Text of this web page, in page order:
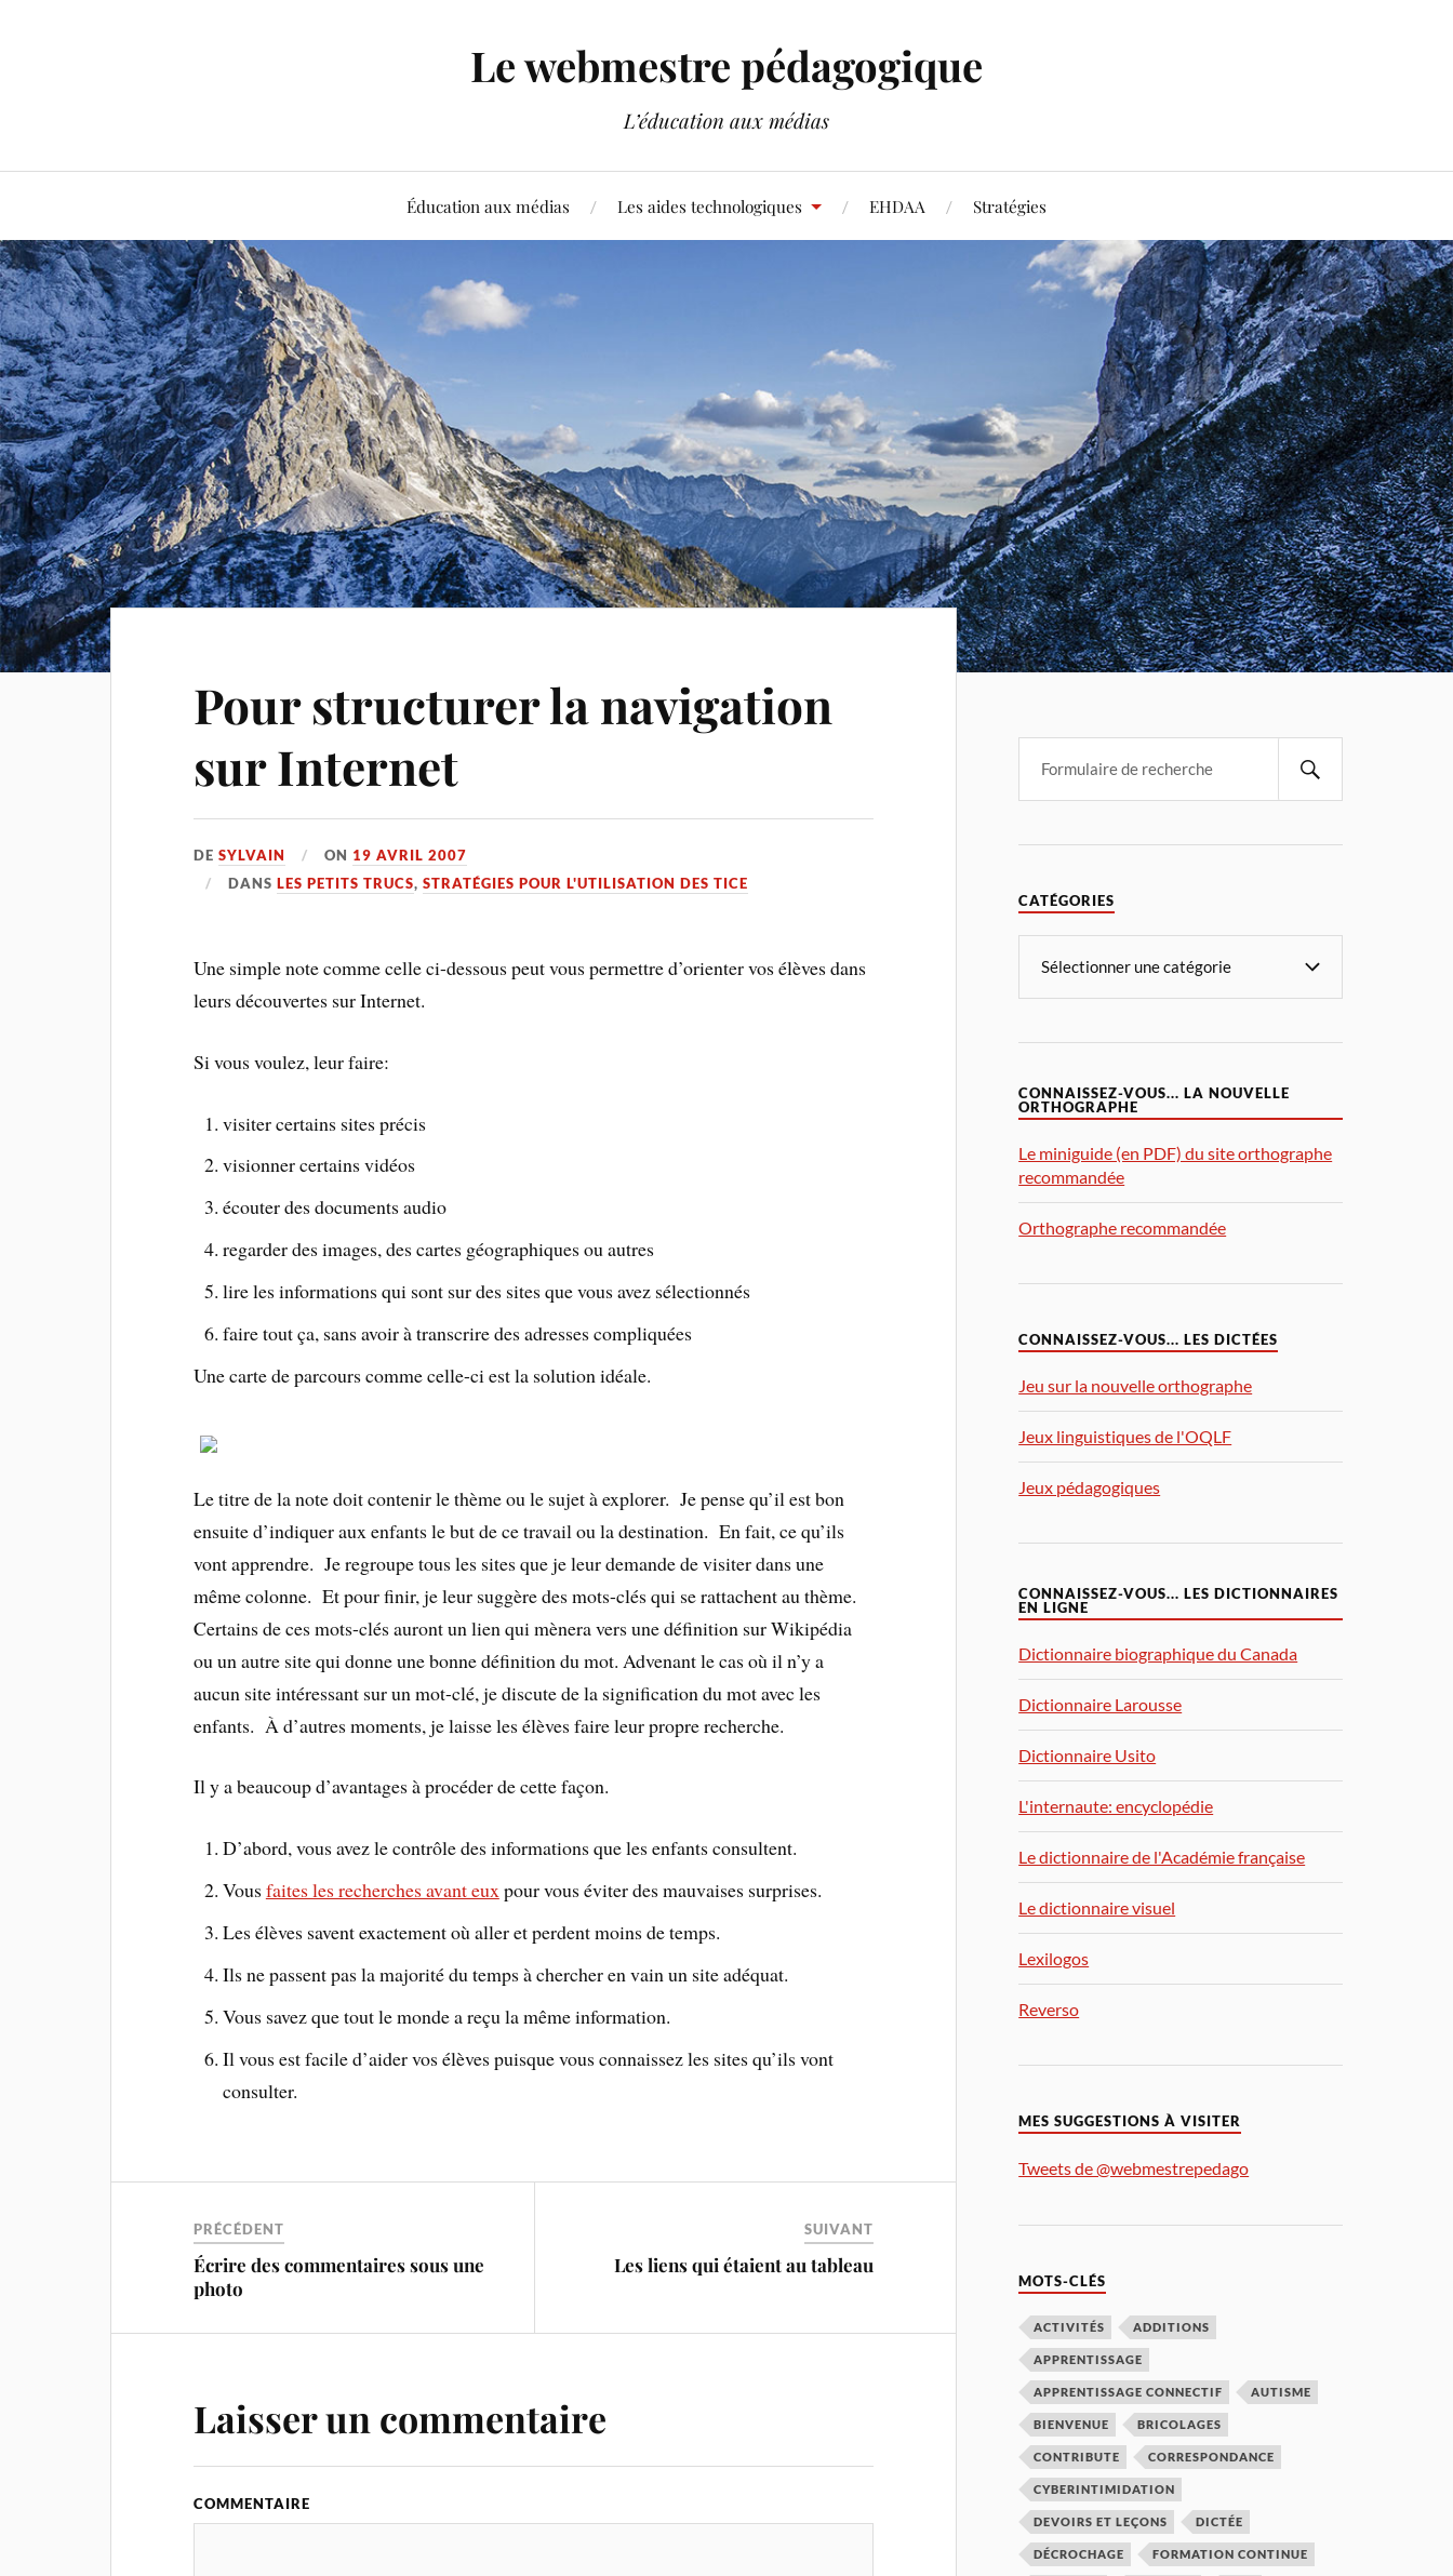
Le webmestre pédagogique
L’éducation aux médias
Éducation aux médias Les aides technologiques EHDAA Stratégies
Pour structurer la navigation
sur Internet
DESYLVAIN ON 19 AVRIL 2007
DANSLES PETITS TRUCS,STRATÉGIES POUR L'UTILISATION DES TICE
Une simple note comme celle ci-dessous peut vous permettre d’orienter vos élèves dans
leurs découvertes sur Internet.
Si vous voulez, leur faire:
visiter certains sites précis
visionner certains vidéos
écouter des documents audio
regarder des images, des cartes géographiques ou autres
lire les informations qui sont sur des sites que vous avez sélectionnés
faire tout ça, sans avoir à transcrire des adresses compliquées
Une carte de parcours comme celle-ci est la solution idéale.
Le titre de la note doit contenir le thème ou le sujet à explorer. Je pense qu’il est bon
ensuite d’indiquer aux enfants le but de ce travail ou la destination. En fait, ce qu’ils
vont apprendre. Je regroupe tous les sites que je leur demande de visiter dans une
même colonne. Et pour finir, je leur suggère des mots-clés qui se rattachent au thème.
Certains de ces mots-clés auront un lien qui mènera vers une définition sur Wikipédia
ou un autre site qui donne une bonne définition du mot. Advenant le cas où il n’y a
aucun site intéressant sur un mot-clé, je discute de la signification du mot avec les
enfants. À d’autres moments, je laisse les élèves faire leur propre recherche.
Il y a beaucoup d’avantages à procéder de cette façon.
D’abord, vous avez le contrôle des informations que les enfants consultent.
Vousfaites les recherches avant euxpour vous éviter des mauvaises surprises.
Les élèves savent exactement où aller et perdent moins de temps.
Ils ne passent pas la majorité du temps à chercher en vain un site adéquat.
Vous savez que tout le monde a reçu la même information.
Il vous est facile d’aider vos élèves puisque vous connaissez les sites qu’ils vont
consulter.
PRÉCÉDENT
Écrire des commentaires sous une
photo
SUIVANT
Les liens qui étaient au tableau
Laisser un commentaire
COMMENTAIRE
CATÉGORIES
CONNAISSEZ-VOUS... LA NOUVELLE
ORTHOGRAPHE
Le miniguide (en PDF) du site orthographe
recommandée
Orthographe recommandée
CONNAISSEZ-VOUS... LES DICTÉES
Jeu sur la nouvelle orthographe
Jeux linguistiques de l'OQLF
Jeux pédagogiques
CONNAISSEZ-VOUS... LES DICTIONNAIRES
EN LIGNE
Dictionnaire biographique du Canada
Dictionnaire Larousse
Dictionnaire Usito
L'internaute: encyclopédie
Le dictionnaire de l'Académie française
Le dictionnaire visuel
Lexilogos
Reverso
MES SUGGESTIONS À VISITER
Tweets de @webmestrepedago
MOTS-CLÉS
ACTIVITÉS ADDITIONS
APPRENTISSAGE
APPRENTISSAGE CONNECTIF AUTISME
BIENVENUE BRICOLAGES
CONTRIBUTE CORRESPONDANCE
CYBERINTIMIDATION
DEVOIRS ET LEÇONS DICTÉE
DÉCROCHAGE FORMATION CONTINUE